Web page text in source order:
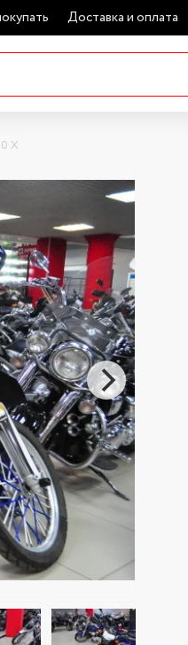
Доставка и оплата
X